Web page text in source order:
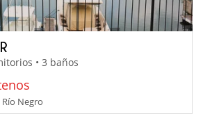
• 3 baños
Negro